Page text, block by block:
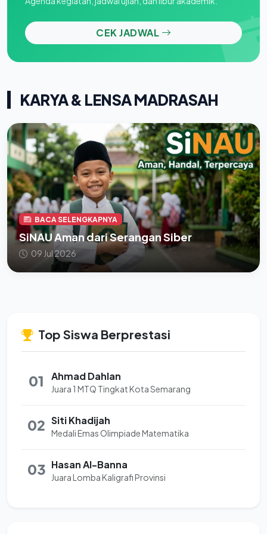
CEK JADWAL
KARYA & LENSA MADRASAH
BACA SELENGKAPNYA
SiNAU Aman dari Serangan Siber
09 Jul 2026
Top Siswa Berprestasi
01 Ahmad Dahlan
Juara 1 MTQ Tingkat Kota Semarang
02 Siti Khadijah
Medali Emas Olimpiade Matematika
03 Hasan Al-Banna
Juara Lomba Kaligrafi Provinsi